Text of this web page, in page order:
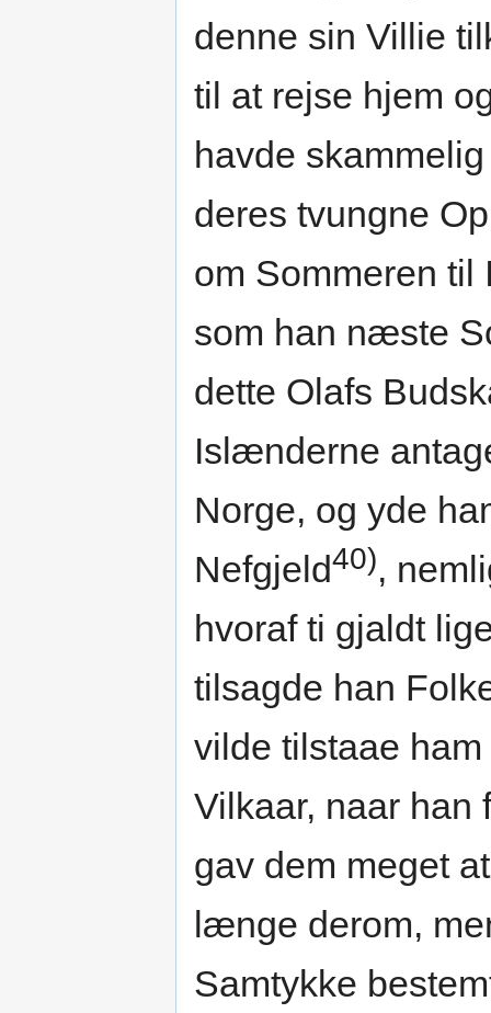
denne sin Villie
til at rejse hjem
havde
deres tvungne
om Sommeren til
som han næste
dette Olafs
Islænderne
Norge, og yde
Nefgjeld40),
hvoraf ti gjaldt
tilsagde han
vilde tilstaae
Vilkaar, naar han
gav dem meget
længe derom,
Samtykke